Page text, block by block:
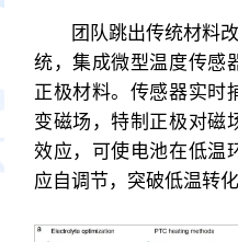
团队跳出传统材料
统，集成微型温度传感
正极材料。传感器实时
变磁场，特制正极对磁
效应，可使电池在低温
应自调节，突破低温转化